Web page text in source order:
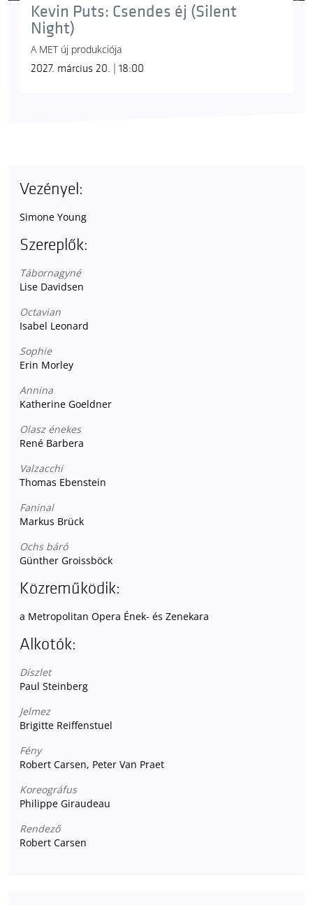
Kevin Puts: Csendes éj (Silent
Night)
A MET új produkciója
2027. március 20. | 18:00
Vezényel:
Simone Young
Szereplők:
Tábornagyné
Lise Davidsen
Octavian
Isabel Leonard
Sophie
Erin Morley
Annina
Katherine Goeldner
Olasz énekes
René Barbera
Valzacchi
Thomas Ebenstein
Faninal
Markus Brück
Ochs báró
Günther Groissböck
Közreműködik:
a Metropolitan Opera Ének- és Zenekara
Alkotók:
Díszlet
Paul Steinberg
Jelmez
Brigitte Reiffenstuel
Fény
Robert Carsen, Peter Van Praet
Koreográfus
Philippe Giraudeau
Rendező
Robert Carsen